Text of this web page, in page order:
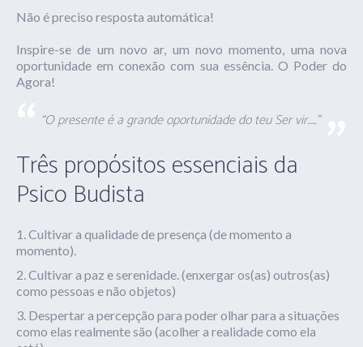
Não é preciso resposta automática!
Inspire-se de um novo ar, um novo momento, uma nova
oportunidade em conexão com sua essência. O Poder do
Agora!
“O presente é a grande oportunidade do teu Ser vir…..”
Três propósitos essenciais da
Psico Budista
Cultivar a qualidade de presença (demomento a
momento).
Cultivar a paz e serenidade. (enxergar os(as) outros(as)
como pessoas e não objetos)
Despertar a percepção para poder olhar para a situações
como elas realmente são (acolher a realidade como ela